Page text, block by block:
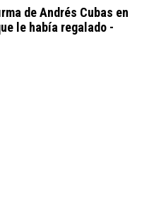
de Andrés Cubas en
le había regalado -